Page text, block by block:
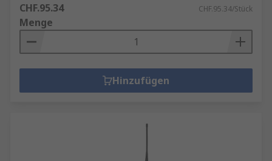
CHF.95.34 CHF.95.34/Stück
Menge
Hinzufügen